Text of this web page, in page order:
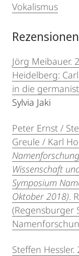
Vokalismus
Rezensionen
Jörg Meibauer.
Heidelberg:
in die
Sylvia Jaki
Peter Ernst /
Greule / Karl
Wissenschaft
Symposium
Oktober 2018).
(Regensburger
Steffen